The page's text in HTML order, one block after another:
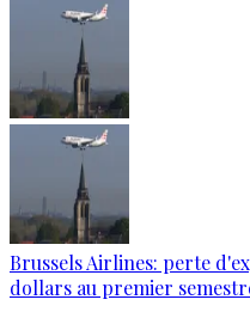
Brussels Airlines: perte
dollars au premier